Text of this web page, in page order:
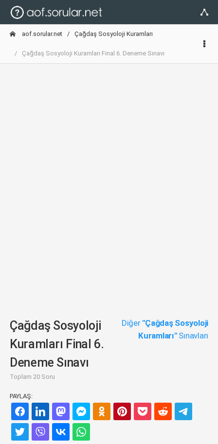
aof.sorular.net Çağdaş Sosyoloji Kuramları
Çağdaş Sosyoloji Kuramları Final 6. Deneme Sınavı
Çağdaş Sosyoloji
Kuramları Final 6.
Deneme Sınavı
Toplam 20 Soru
Diğer "Çağdaş Sosyoloji
Kuramları"Sınavları
PAYLAŞ: